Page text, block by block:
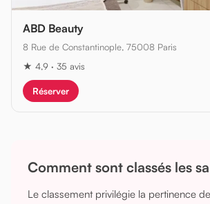
ABD Beauty
8 Rue de Constantinople, 75008 Paris
★ 4,9 · 35 avis
Réserver
Comment sont classés les
Le classement privilégie la pertinence